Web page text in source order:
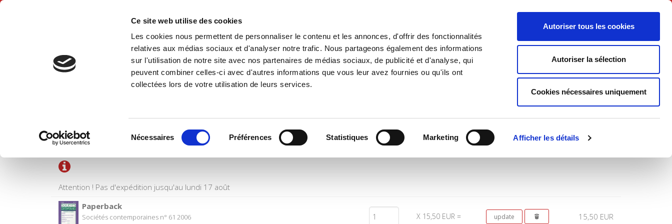
Ce site web utilise des cookies
Les cookies nous permettent de personnaliser le contenu et les annonces, d'offrir des fonctionnalités
relatives aux médias sociaux et d'analyser notre trafic. Nous partageons également des informations
sur l'utilisation de notre site avec nos partenaires de médias sociaux, de publicité et d'analyse, qui
peuvent combiner celles-ci avec d'autres informations que vous leur avez fournies ou qu'ils ont
collectées lors de votre utilisation de leurs services.
Nécessaires Préférences Statistiques Marketing Afficher les détails
Autoriser tous les cookies
Autoriser la sélection
Cookies nécessaires uniquement
English
Home Environment History International Politics
Attention ! Pas d'expédition jusqu'au lundi 17 août
Title Quantity Price Total
Paperback
Sociétés contemporaines n° 61 2006
X 15,50 EUR = 15,50 EUR